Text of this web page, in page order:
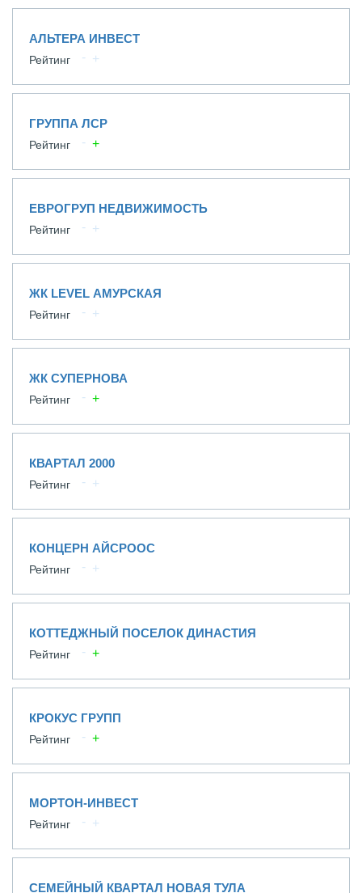
АЛЬТЕРА ИНВЕСТ
Рейтинг
ГРУППА ЛСР
Рейтинг
ЕВРОГРУП НЕДВИЖИМОСТЬ
Рейтинг
ЖК LEVEL АМУРСКАЯ
Рейтинг
ЖК СУПЕРНОВА
Рейтинг
КВАРТАЛ 2000
Рейтинг
КОНЦЕРН АЙСРООС
Рейтинг
КОТТЕДЖНЫЙ ПОСЕЛОК ДИНАСТИЯ
Рейтинг
КРОКУС ГРУПП
Рейтинг
МОРТОН-ИНВЕСТ
Рейтинг
СЕМЕЙНЫЙ КВАРТАЛ НОВАЯ ТУЛА